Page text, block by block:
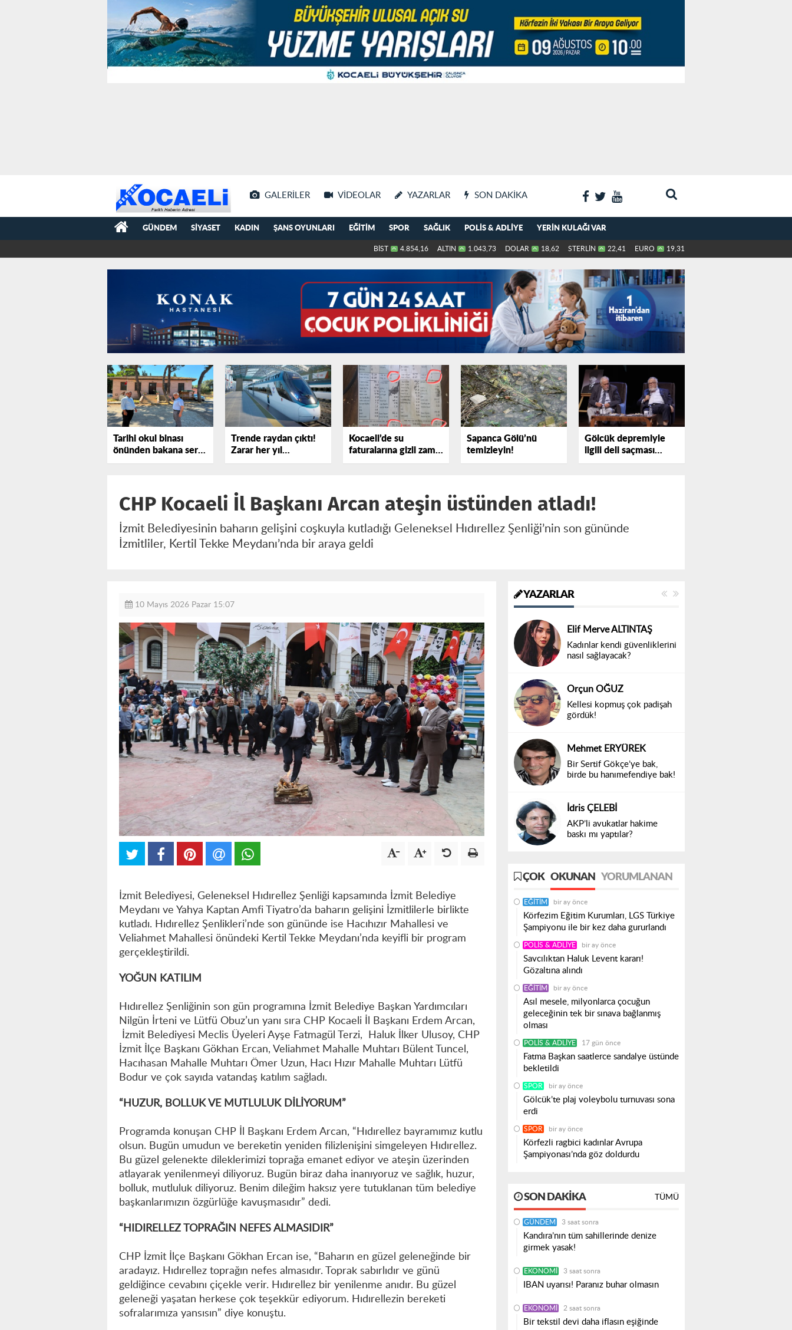
GALERILER VIDEOLAR YAZARLAR SON DAKIKA
GÜNDEM SIYASET KADIN ŞANS OYUNLARI EĞITIM SPOR SAĞLIK POLIS & ADLIYE YERIN KULAĞI VAR
BİST 4.854,16 ALTIN 1.043,73 DOLAR 18,62 STERLİN 22,41 EURO 19,31
Tarihi okul binası
önünden bakana sert
tepki gösterdi!
Trende raydan çıktı!
Zarar her yıl
katlanıyor
Kocaeli’de su
faturalarına gizli zam
iddiası
Sapanca Gölü’nü
temizleyin!
Gölcük depremiyle
ilgili deli saçması
sözler profesörü
CHP Kocaeli İl Başkanı Arcan ateşin üstünden atladı!
İzmit Belediyesinin baharın gelişini coşkuyla kutladığı Geleneksel Hıdırellez Şenliği’nin son gününde
İzmitliler, Kertil Tekke Meydanı’nda bir araya geldi
10 Mayıs 2026 Pazar 15:07
İzmit Belediyesi, Geleneksel Hıdırellez Şenliği kapsamında İzmit Belediye
Meydanı ve Yahya Kaptan Amfi Tiyatro’da baharın gelişini İzmitlilerle birlikte
kutladı. Hıdırellez Şenlikleri’nde son gününde ise Hacıhızır Mahallesi ve
Veliahmet Mahallesi önündeki Kertil Tekke Meydanı’nda keyifli bir program
gerçekleştirildi.
YOĞUN KATILIM
Hıdırellez Şenliğinin son gün programına İzmit Belediye Başkan Yardımcıları
Nilgün İrteni ve Lütfü Obuz’un yanı sıra CHP Kocaeli İl Başkanı Erdem Arcan,
İzmit Belediyesi Meclis Üyeleri Ayşe Fatmagül Terzi, Haluk İlker Ulusoy, CHP
İzmit İlçe Başkanı Gökhan Ercan, Veliahmet Mahalle Muhtarı Bülent Tuncel,
Hacıhasan Mahalle Muhtarı Ömer Uzun, Hacı Hızır Mahalle Muhtarı Lütfü
Bodur ve çok sayıda vatandaş katılım sağladı.
“HUZUR, BOLLUK VE MUTLULUK DİLİYORUM”
Programda konuşan CHP İl Başkanı Erdem Arcan, “Hıdırellez bayramımız kutlu
olsun. Bugün umudun ve bereketin yeniden filizlenişini simgeleyen Hıdırellez.
Bu güzel gelenekte dileklerimizi toprağa emanet ediyor ve ateşin üzerinden
atlayarak yenilenmeyi diliyoruz. Bugün biraz daha inanıyoruz ve sağlık, huzur,
bolluk, mutluluk diliyoruz. Benim dileğim haksız yere tutuklanan tüm belediye
başkanlarımızın özgürlüğe kavuşmasıdır” dedi.
“HIDIRELLEZ TOPRAĞIN NEFES ALMASIDIR”
CHP İzmit İlçe Başkanı Gökhan Ercan ise, “Baharın en güzel geleneğinde bir
aradayız. Hıdırellez toprağın nefes almasıdır. Toprak sabırlıdır ve günü
geldiğince cevabını çiçekle verir. Hıdırellez bir yenilenme anıdır. Bu güzel
geleneği yaşatan herkese çok teşekkür ediyorum. Hıdırellezin bereketi
sofralarımıza yansısın” diye konuştu.
YAZARLAR
Elif Merve ALTINTAŞ
Kadınlar kendi güvenliklerini
nasıl sağlayacak?
Orçun OĞUZ
Kellesi kopmuş çok padişah
gördük!
Mehmet ERYÜREK
Bir Sertif Gökçe’ye bak,
birde bu hanımefendiye bak!
İdris ÇELEBİ
AKP’li avukatlar hakime
baskı mı yaptılar?
ÇOK OKUNAN YORUMLANAN
EĞITIM bir ay önce
Körfezim Eğitim Kurumları, LGS Türkiye
Şampiyonu ile bir kez daha gururlandı
POLIS & ADLIYE bir ay önce
Savcılıktan Haluk Levent kararı!
Gözaltına alındı
EĞITIM bir ay önce
Asıl mesele, milyonlarca çocuğun
geleceğinin tek bir sınava bağlanmış
olması
POLIS & ADLIYE 17 gün önce
Fatma Başkan saatlerce sandalye üstünde
bekletildi
SPOR bir ay önce
Gölcük’te plaj voleybolu turnuvası sona
erdi
SPOR bir ay önce
Körfezli ragbici kadınlar Avrupa
Şampiyonası’nda göz doldurdu
SON DAKIKA TÜMÜ
GÜNDEM 3 saat sonra
Kandıra’nın tüm sahillerinde denize
girmek yasak!
EKONOMI 3 saat sonra
IBAN uyarısı! Paranız buhar olmasın
EKONOMI 2 saat sonra
Bir tekstil devi daha iflasın eşiğinde